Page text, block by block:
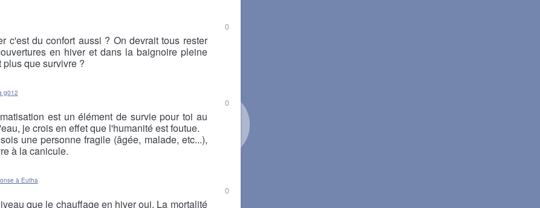
0
c'est du confort aussi ? On devrait tous rester
en hiver et dans la baignoire pleine
que survivre ?
0
g012
est un élément de survie pour toi au
je crois en effet que l'humanité est foutue.
une personne fragile (âgée, malade, etc...),
à la canicule.
0
à Eutha
que le chauffage en hiver oui. La mortalité